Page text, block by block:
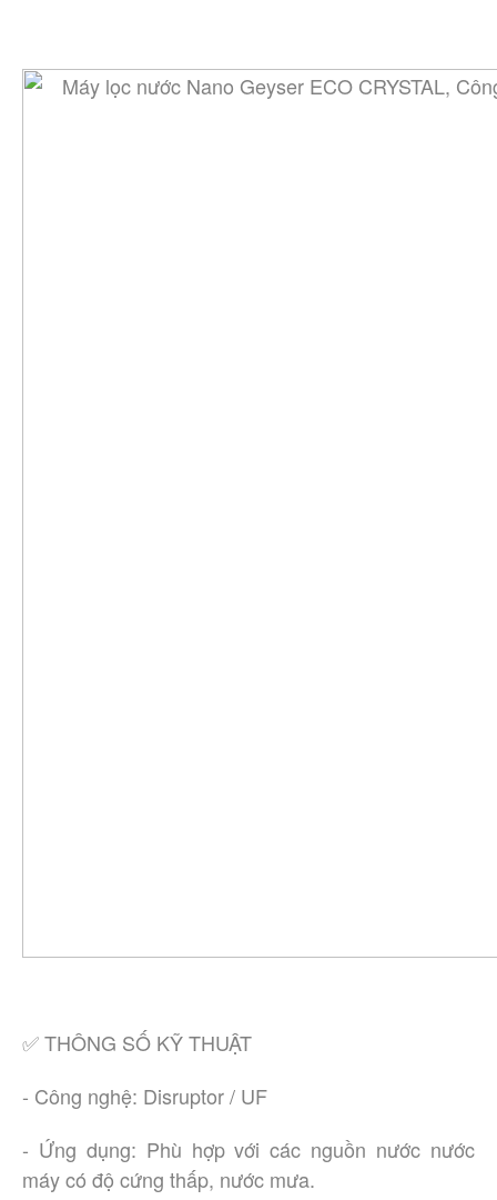
✅ THÔNG SỐ KỸ THUẬT
- Công nghệ: Disruptor / UF
- Ứng dụng: Phù hợp với các nguồn nước nước
máy có độ cứng thấp, nước mưa.